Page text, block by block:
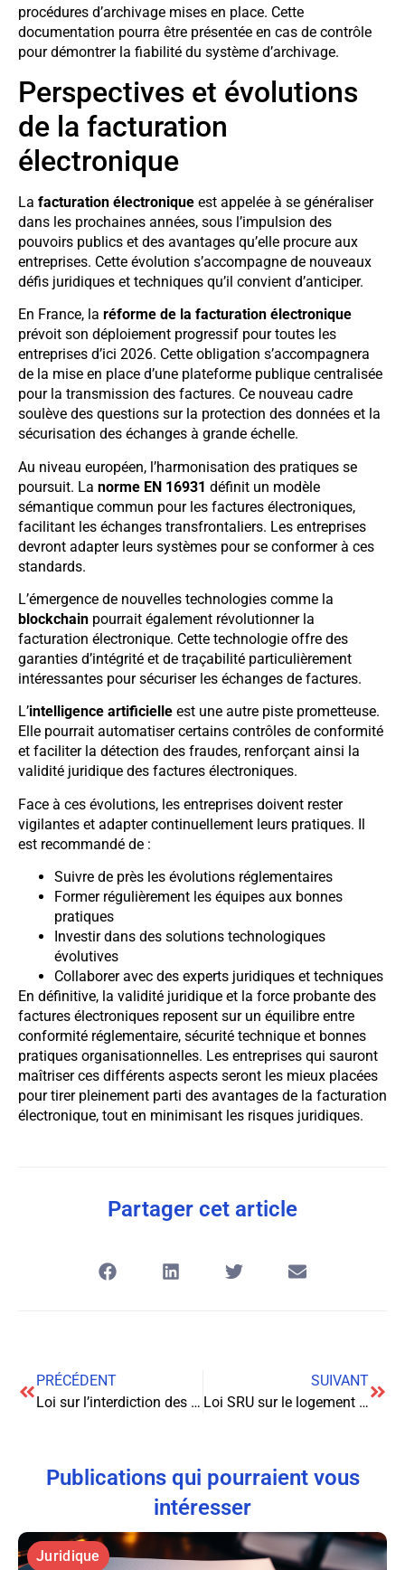
procédures d’archivage mises en place. Cette
documentation pourra être présentée en cas de contrôle
pour démontrer la fiabilité du système d’archivage.
Perspectives et évolutions
de la facturation
électronique
La facturation électronique est appelée à se généraliser
dans les prochaines années, sous l’impulsion des
pouvoirs publics et des avantages qu’elle procure aux
entreprises. Cette évolution s’accompagne de nouveaux
défis juridiques et techniques qu’il convient d’anticiper.
En France, la réforme de la facturation électronique
prévoit son déploiement progressif pour toutes les
entreprises d’ici 2026. Cette obligation s’accompagnera
de la mise en place d’une plateforme publique centralisée
pour la transmission des factures. Ce nouveau cadre
soulève des questions sur la protection des données et la
sécurisation des échanges à grande échelle.
Au niveau européen, l’harmonisation des pratiques se
poursuit. La norme EN 16931 définit un modèle
sémantique commun pour les factures électroniques,
facilitant les échanges transfrontaliers. Les entreprises
devront adapter leurs systèmes pour se conformer à ces
standards.
L’émergence de nouvelles technologies comme la
blockchain pourrait également révolutionner la
facturation électronique. Cette technologie offre des
garanties d’intégrité et de traçabilité particulièrement
intéressantes pour sécuriser les échanges de factures.
L’intelligence artificielle est une autre piste prometteuse.
Elle pourrait automatiser certains contrôles de conformité
et faciliter la détection des fraudes, renforçant ainsi la
validité juridique des factures électroniques.
Face à ces évolutions, les entreprises doivent rester
vigilantes et adapter continuellement leurs pratiques. Il
est recommandé de :
Suivre de près les évolutions réglementaires
Former régulièrement les équipes aux bonnes
pratiques
Investir dans des solutions technologiques
évolutives
Collaborer avec des experts juridiques et techniques
En définitive, la validité juridique et la force probante des
factures électroniques reposent sur un équilibre entre
conformité réglementaire, sécurité technique et bonnes
pratiques organisationnelles. Les entreprises qui sauront
maîtriser ces différents aspects seront les mieux placées
pour tirer pleinement parti des avantages de la facturation
électronique, tout en minimisant les risques juridiques.
Partager cet article
PRÉCÉDENT
Loi sur l’interdiction des sacs plastiques (2016)
SUIVANT
Loi SRU sur le logement social (2000)
Publications qui pourraient vous
intéresser
Juridique